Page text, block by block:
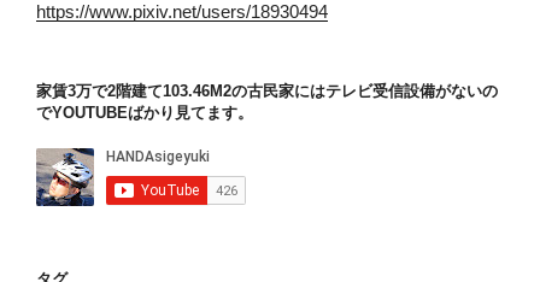
https://www.pixiv.net/users/18930494
家賃3万で2階建て103.46M2の古民家にはテレビ受信設備がないの
でYOUTUBEばかり見てます。